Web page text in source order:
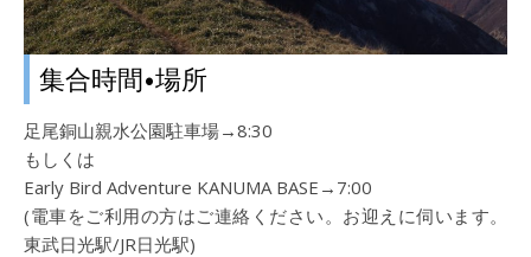
集合時間•場所
足尾銅山親水公園駐車場→8:30
もしくは
Early Bird Adventure KANUMA BASE→7:00
(電車をご利用の方はご連絡ください。お迎えに伺います。
東武日光駅/JR日光駅)